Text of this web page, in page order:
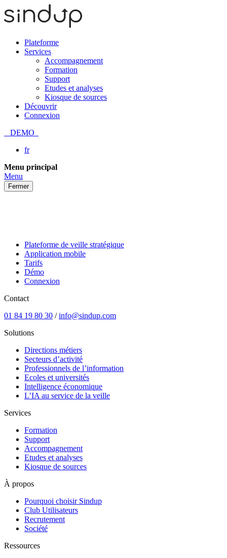
Plateforme
Services
Accompagnement
Formation
Support
Etudes et analyses
Kiosque de sources
Découvrir
Connexion
DEMO
fr
Passer
au
contenu
Menu principal
Menu
Fermer
Plateforme de veille stratégique
Application mobile
Tarifs
Démo
Connexion
Contact
01 84 19 80 30 /info@sindup.com
Solutions
Directions métiers
Secteurs d’activité
Professionnels de l’information
Ecoles et universités
Intelligence économique
L’IA au service de la veille
Services
Formation
Support
Accompagnement
Etudes et analyses
Kiosque de sources
À propos
Pourquoi choisir Sindup
Club Utilisateurs
Recrutement
Société
Ressources